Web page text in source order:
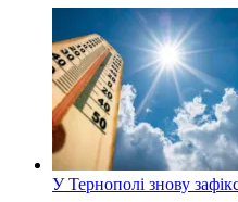
У Тернополі знову